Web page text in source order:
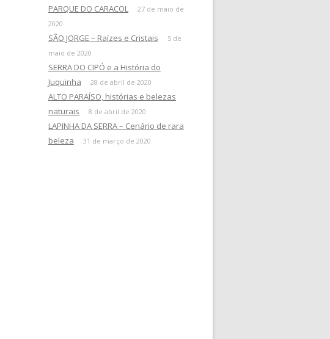
PARQUE DO CARACOL
27 de maio de
2020
SÃO JORGE – Raízes e Cristais
5 de
maio de 2020
SERRA DO CIPÓ e a História do
Juquinha
28 de abril de 2020
ALTO PARAÍSO, histórias e belezas
naturais
8 de abril de 2020
LAPINHA DA SERRA – Cenário de rara
beleza
31 de março de 2020